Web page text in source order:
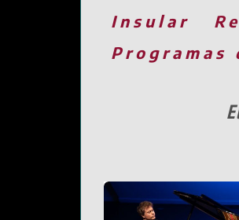
Insular
Programas